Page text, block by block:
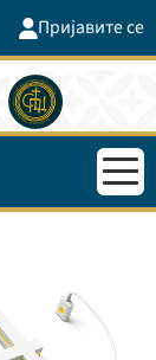
Пријавите се